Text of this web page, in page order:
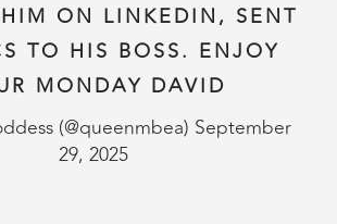
ON LINKEDIN, SENT
TO HIS BOSS. ENJOY
MONDAY DAVID
(@queenmbea) September
29, 2025